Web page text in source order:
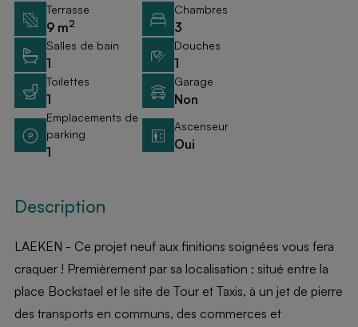
Terrasse
9 m2
Chambres
3
Salles de bain
1
Douches
1
Toilettes
1
Garage
Non
Emplacements de
parking
1
Ascenseur
Oui
Description
LAEKEN - Ce projet neuf aux finitions soignées vous fera
craquer ! Premièrement par sa localisation : situé entre la
place Bockstael et le site de Tour et Taxis, à un jet de pierre
des transports en communs, des commerces et